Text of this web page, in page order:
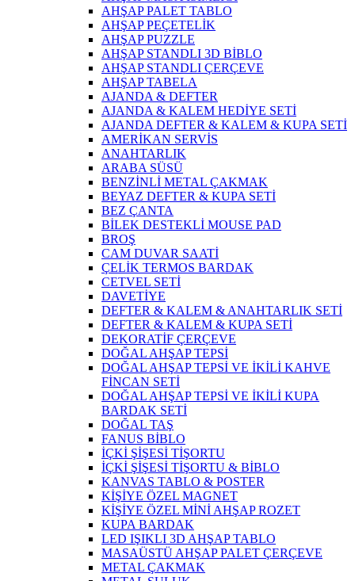
AHŞAP PALET TABLO
AHŞAP PEÇETELİK
AHŞAP PUZZLE
AHŞAP STANDLI 3D BİBLO
AHŞAP STANDLI ÇERÇEVE
AHŞAP TABELA
AJANDA & DEFTER
AJANDA & KALEM HEDİYE SETİ
AJANDA DEFTER & KALEM & KUPA SETİ
AMERİKAN SERVİS
ANAHTARLIK
ARABA SÜSÜ
BENZİNLİ METAL ÇAKMAK
BEYAZ DEFTER & KUPA SETİ
BEZ ÇANTA
BİLEK DESTEKLİ MOUSE PAD
BROŞ
CAM DUVAR SAATİ
ÇELİK TERMOS BARDAK
CETVEL SETİ
DAVETİYE
DEFTER & KALEM & ANAHTARLIK SETİ
DEFTER & KALEM & KUPA SETİ
DEKORATİF ÇERÇEVE
DOĞAL AHŞAP TEPSİ
DOĞAL AHŞAP TEPSİ VE İKİLİ KAHVE
FİNCAN SETİ
DOĞAL AHŞAP TEPSİ VE İKİLİ KUPA
BARDAK SETİ
DOĞAL TAŞ
FANUS BİBLO
İÇKİ ŞİŞESİ TİŞORTU
İÇKİ ŞİŞESİ TİŞORTU & BİBLO
KANVAS TABLO & POSTER
KİŞİYE ÖZEL MAGNET
KİŞİYE ÖZEL MİNİ AHŞAP ROZET
KUPA BARDAK
LED IŞIKLI 3D AHŞAP TABLO
MASAÜSTÜ AHŞAP PALET ÇERÇEVE
METAL ÇAKMAK